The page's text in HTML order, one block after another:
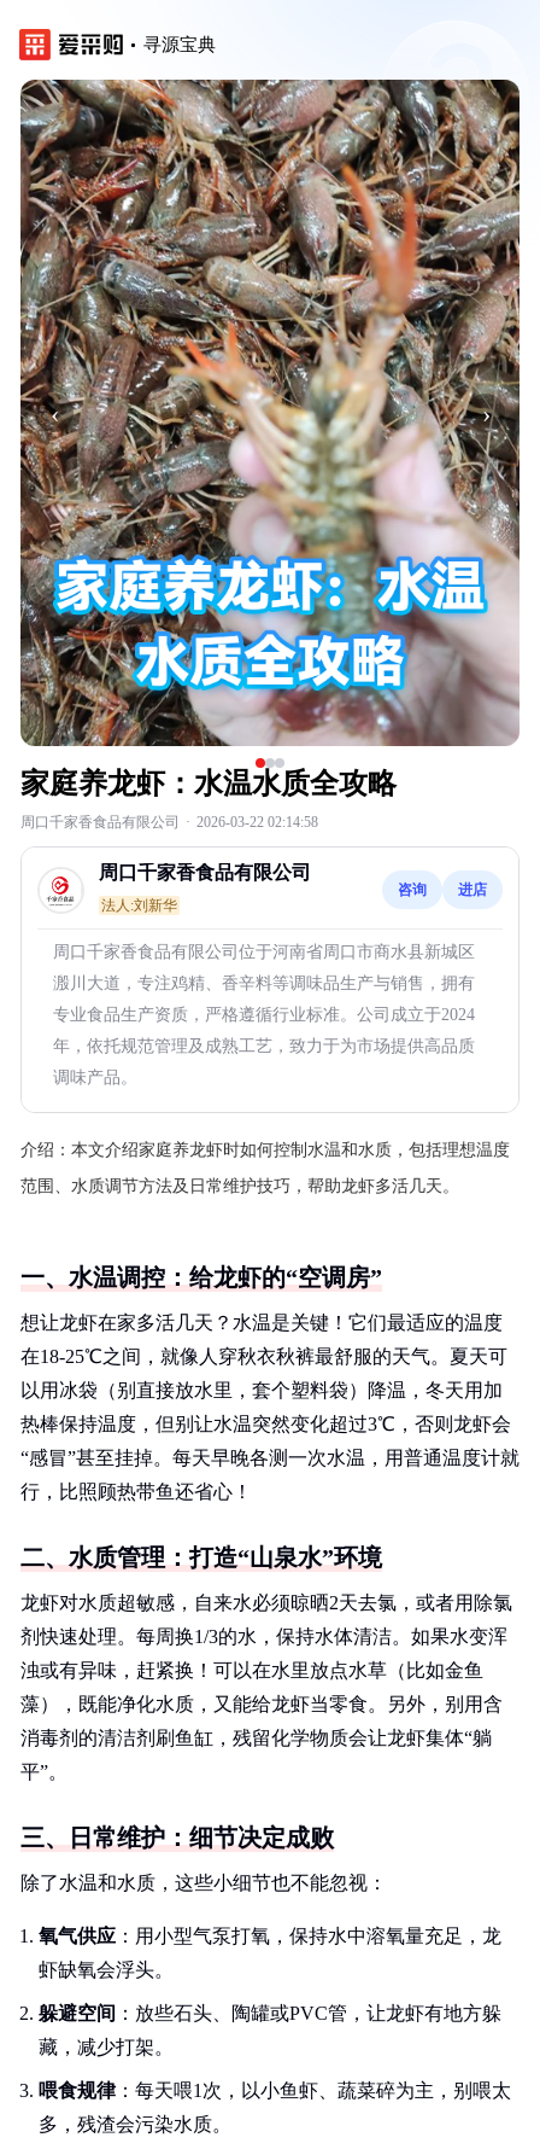
寻源宝典
‹ ›
家庭养龙虾：水温水质全攻略
周口千家香食品有限公司 · 2026-03-22 02:14:58
周口千家香食品有限公司
法人:刘新华
咨询 进店
周口千家香食品有限公司位于河南省周口市商水县新城区
溵川大道，专注鸡精、香辛料等调味品生产与销售，拥有
专业食品生产资质，严格遵循行业标准。公司成立于2024
年，依托规范管理及成熟工艺，致力于为市场提供高品质
调味产品。
介绍： 本文介绍家庭养龙虾时如何控制水温和水质，包括理想温度
范围、水质调节方法及日常维护技巧，帮助龙虾多活几天。
一、水温调控：给龙虾的“空调房”
想让龙虾在家多活几天？水温是关键！它们最适应的温度
在18-25℃之间，就像人穿秋衣秋裤最舒服的天气。夏天可
以用冰袋（别直接放水里，套个塑料袋）降温，冬天用加
热棒保持温度，但别让水温突然变化超过3℃，否则龙虾会
“感冒”甚至挂掉。每天早晚各测一次水温，用普通温度计就
行，比照顾热带鱼还省心！
二、水质管理：打造“山泉水”环境
龙虾对水质超敏感，自来水必须晾晒2天去氯，或者用除氯
剂快速处理。每周换1/3的水，保持水体清洁。如果水变浑
浊或有异味，赶紧换！可以在水里放点水草（比如金鱼
藻），既能净化水质，又能给龙虾当零食。另外，别用含
消毒剂的清洁剂刷鱼缸，残留化学物质会让龙虾集体“躺
平”。
三、日常维护：细节决定成败
除了水温和水质，这些小细节也不能忽视：
氧气供应 ：用小型气泵打氧，保持水中溶氧量充足，龙
虾缺氧会浮头。
躲避空间 ：放些石头、陶罐或PVC管，让龙虾有地方躲
藏，减少打架。
喂食规律：每天喂1次，以小鱼虾、蔬菜碎为主，别喂太
多，残渣会污染水质。